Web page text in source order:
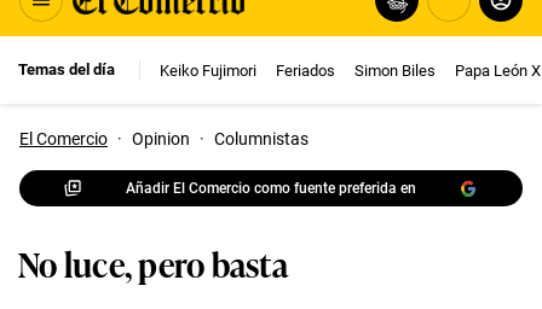
Temas del día Keiko Fujimori Feriados Simon Biles Papa León
El Comercio · Opinion · Columnistas
Añadir El Comercio como fuente preferida en
No luce, pero basta